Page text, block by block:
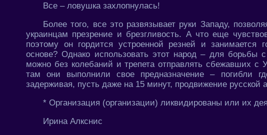
Все – ловушка захлопнулась!
Более того, все это развязывает руки Западу,
украинцам презрение и брезгливость. А что еще
поэтому он гордится устроенной резней и занимается
основе? Однако использовать этот народ – для
можно без колебаний и трепета отправлять сбежавших с
там они выполнили свое предназначение – погибли
задерживая, пусть даже на 15 минут, продвижение русской
* Организация (организации) ликвидированы или их
Ирина Алкснис